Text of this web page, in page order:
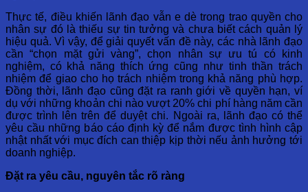
Thực tế, điều khiến lãnh đạo vẫn e dè trong trao quyền cho
nhân sự đó là thiếu sự tin tưởng và chưa biết cách quản lý
hiệu quả. Vì vậy, để giải quyết vấn đề này, các nhà lãnh đạo
cần “chọn mặt gửi vàng”, chọn nhân sự ưu tú có kinh
nghiệm, có khả năng thích ứng cũng như tinh thần trách
nhiệm để giao cho họ trách nhiệm trong khả năng phù hợp.
Đồng thời, lãnh đạo cũng đặt ra ranh giới về quyền hạn, ví
dụ với những khoản chi nào vượt 20% chi phí hàng năm cần
được trình lên trên để duyệt chi. Ngoài ra, lãnh đạo có thể
yêu cầu những báo cáo định kỳ để nắm được tình hình cập
nhật nhất với mục đích can thiệp kịp thời nếu ảnh hưởng tới
doanh nghiệp.
Đặt ra yêu cầu, nguyên tắc rõ ràng